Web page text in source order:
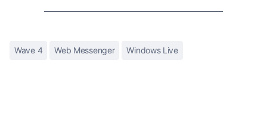
Wave 4 Web Messenger Windows Live